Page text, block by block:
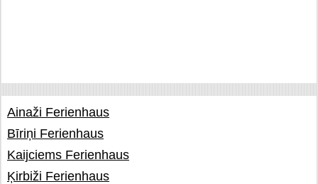
Ainaži Ferienhaus
Bīriņi Ferienhaus
Kaijciems Ferienhaus
Ķirbiži Ferienhaus